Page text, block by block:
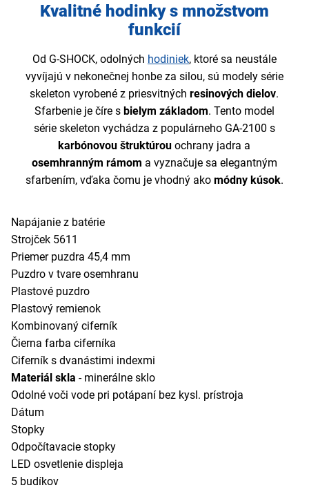
Kvalitné hodinky s množstvom
funkcií
Od G-SHOCK, odolných hodiniek, ktoré sa neustále
vyvíjajú v nekonečnej honbe za silou, sú modely série
skeleton vyrobené z priesvitnýchresinových dielov.
Sfarbenie je číre s bielym základom. Tento model
série skeleton vychádza z populárneho GA-2100 s
karbónovou štruktúrou ochrany jadra a
osemhranným rámom a vyznačuje sa elegantným
sfarbením, vďaka čomu je vhodný ako módny kúsok.
Napájanie z batérie
Strojček 5611
Priemer puzdra 45,4 mm
Puzdro v tvare osemhranu
Plastové puzdro
Plastový remienok
Kombinovaný ciferník
Čierna farba ciferníka
Ciferník s dvanástimi indexmi
Materiál skla - minerálne sklo
Odolné voči vode pri potápaní bez kysl. prístroja
Dátum
Stopky
Odpočítavacie stopky
LED osvetlenie displeja
5 budíkov